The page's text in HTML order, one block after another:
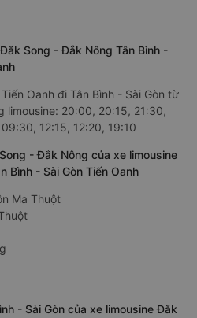
Song - Đắk Nông Tân Bình -
Oanh đi Tân Bình - Sài Gòn từ
limousine: 20:00, 20:15, 21:30,
12:15, 12:20, 19:10
- Đắk Nông của xe limousine
Bình - Sài Gòn Tiến Oanh
Ma Thuột
- Sài Gòn của xe limousine Đăk